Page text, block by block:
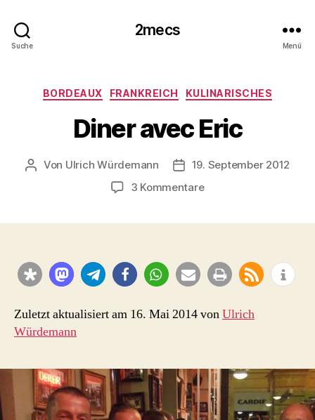
Suche
2mecs
Menü
Kategorien
BORDEAUX FRANKREICH KULINARISCHES
Diner avec Eric
Beitragsautor
Von Ulrich Würdemann Beitragsdatum
19. September 2012
3 Kommentarezu
Zuletzt aktualisiert am 16. Mai 2014 vonUlrich
Würdemann